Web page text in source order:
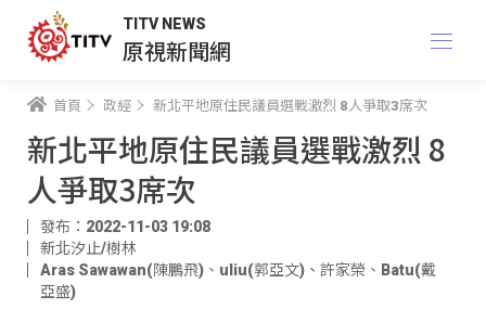
TITV NEWS
原視新聞網
首頁 政經 新北平地原住民議員選戰激烈 8人爭取3席次
新北平地原住民議員選戰激烈 8
人爭取3席次
發布：2022-11-03 19:08
新北汐止/樹林
Aras Sawawan(陳鵬飛) 、 uliu(郭亞文) 、 許家榮 、 Batu(戴
亞盛)